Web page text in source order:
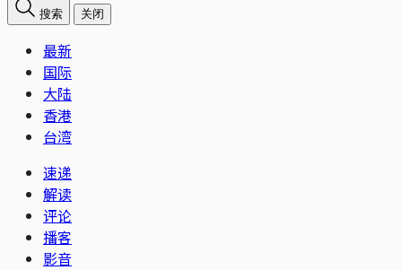
搜索 关闭
最新
国际
大陆
香港
台湾
速递
解读
评论
播客
影音